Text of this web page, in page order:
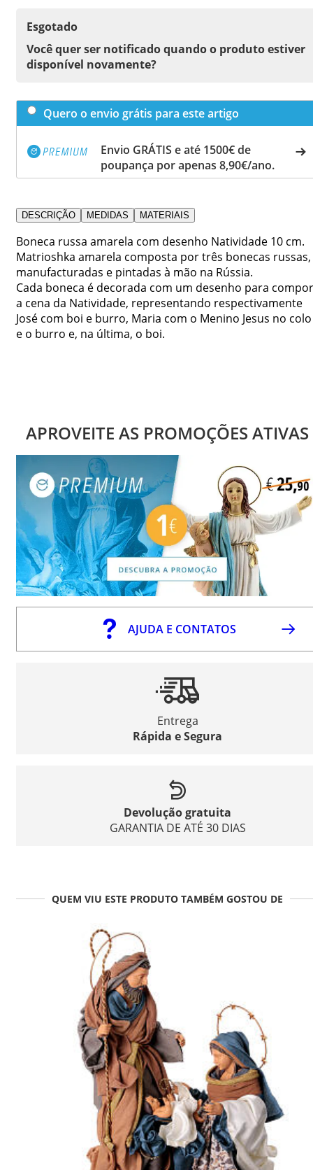
Esgotado
Você quer ser notificado quando o produto estiver
disponível novamente?
Quero o envio grátis para este artigo
Envio GRÁTIS e até 1500€ de
poupança por apenas 8,90€/ano.
DESCRIÇÃO MEDIDAS MATERIAIS
Boneca russa amarela com desenho Natividade 10 cm.
Matrioshka amarela composta por três bonecas russas,
manufacturadas e pintadas à mão na Rússia.
Cada boneca é decorada com um desenho para compor
a cena da Natividade, representando respectivamente
José com boi e burro, Maria com o Menino Jesus no colo
e o burro e, na última, o boi.
APROVEITE AS PROMOÇÕES ATIVAS
AJUDA E CONTATOS
Entrega
Rápida e Segura
Devolução gratuita
GARANTIA DE ATÉ 30 DIAS
QUEM VIU ESTE PRODUTO TAMBÉM GOSTOU DE